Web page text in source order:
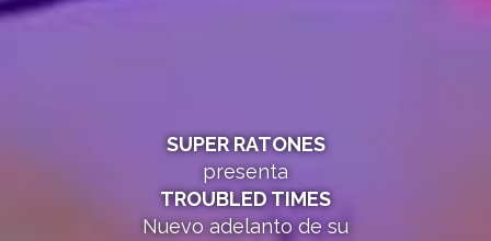
SUPER RATONES
presenta
TROUBLED TIMES
Nuevo adelanto de su